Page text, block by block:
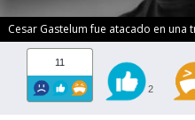
Cesar Gastelum fue atacado en una
11
2